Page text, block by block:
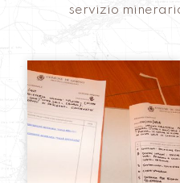
servizio